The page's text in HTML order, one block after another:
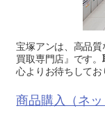
宝塚アンは、高品
買取専門店』です。
心よりお待ちしてお
商品購入（ネッ